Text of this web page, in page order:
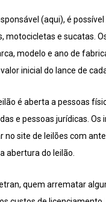
(aqui), é
motocicletas e sucatas.
modelo e ano de
inicial do lance de
é aberta a pessoas
e pessoas jurídicas. Os
no site de leilões com
abertura do leilão.
quem arrematar